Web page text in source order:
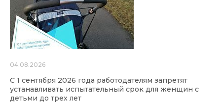
04.08.2026
С 1 сентября 2026 года работодателям запретят
устанавливать испытательный срок для женщин с
детьми до трех лет